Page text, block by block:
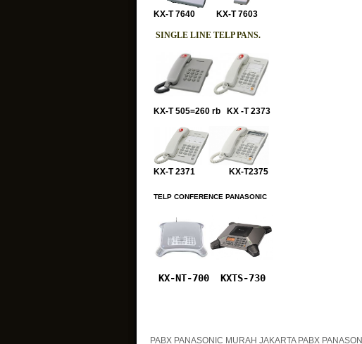
KX-T 7640 KX-T 7603
SINGLE LINE TELP PANS.
KX-T 505=260 rb KX -T 2373
KX-T 2371 KX-T2375
TELP CONFERENCE PANASONIC
KX-NT-700 KXTS-730
PABX PANASONIC MURAH JAKARTA PABX